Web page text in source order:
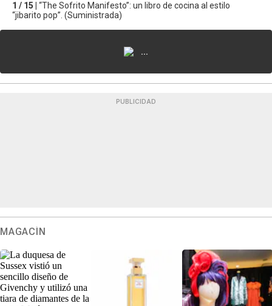
1 / 15 | “The Sofrito Manifesto”: un libro de cocina al estilo
“jibarito pop”. (Suministrada)
...
PUBLICIDAD
MAGACÍN